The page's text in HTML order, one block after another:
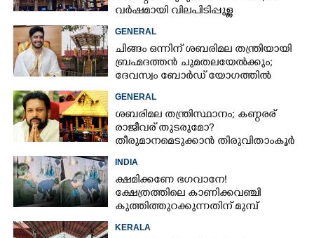
വർഷമായി വിലപിടിപ്പുള്ള
നടത്തിയിട്ടില്ലെന്ന് ഹൈക്കോടതി
GENERAL
ചിങ്ങം ഒന്നിന് ശബരിമല തന്ത്രിയായി
ബ്രഹ്മദത്തൻ ചുമതലയേൽക്കും;
ദേവസ്വം ബോർഡ് യോഗത്തിൽ
GENERAL
ശബരിമല തന്ത്രിസ്ഥാനം; കണ്ഠരര്
രാജീവര് തുടരുമോ?
തീരുമാനമെടുക്കാൻ തിരുവിതാംകൂർ
INDIA
ക്ഷമിക്കണേ ഭഗവാനേ!
ക്ഷേത്രത്തിലെ കാണിക്കവഞ്ചി
കുത്തിത്തുറക്കുന്നതിന് മുമ്പ്
KERALA